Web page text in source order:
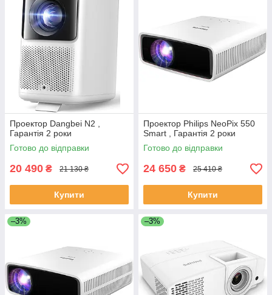
Проектор Dangbei N2 ,
Гарантія 2 роки
Готово до відправки
20 490 ₴ 21 130 ₴
Купити
Проектор Philips NeoPix 550
Smart , Гарантія 2 роки
Готово до відправки
24 650 ₴ 25 410 ₴
Купити
–3% –3%